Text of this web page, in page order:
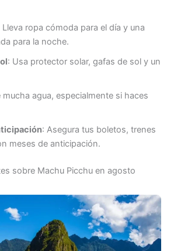
Lleva ropa cómoda para el día y una
para la noche.
: Usa protector solar, gafas de sol y un
mucha agua, especialmente si haces
: Asegura tus boletos, trenes
meses de anticipación.
sobre Machu Picchu en agosto